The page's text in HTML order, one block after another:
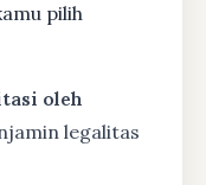
pilih
oleh
legalitas